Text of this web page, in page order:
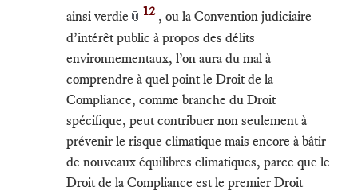
ainsi verdie 📎 12 , ou la Convention judiciaire
d’intérêt public à propos des délits
environnementaux, l’on aura du mal à
comprendre à quel point le Droit de la
Compliance, comme branche du Droit
spécifique, peut contribuer non seulement à
prévenir le risque climatique mais encore à bâtir
de nouveaux équilibres climatiques, parce que le
Droit de la Compliance est le premier Droit